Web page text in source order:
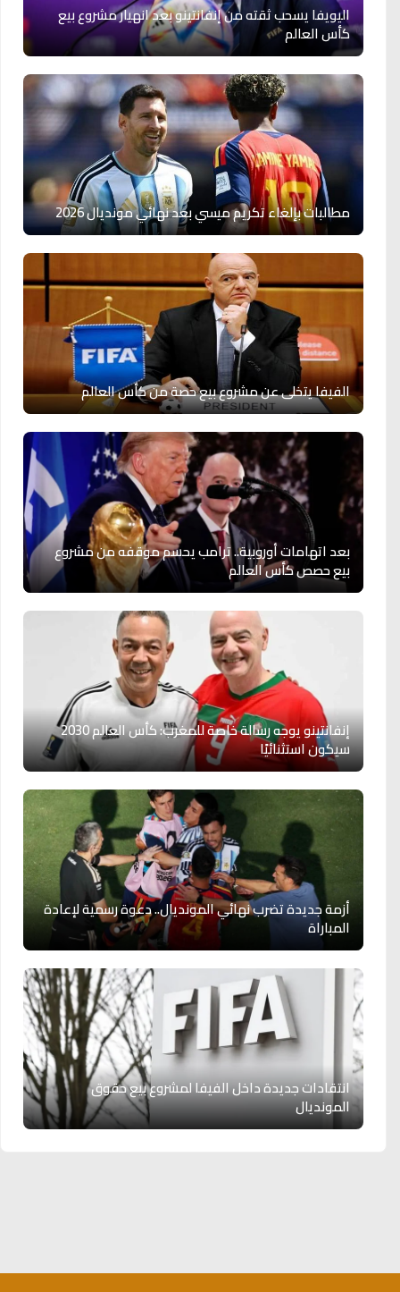
اليويفا يسحب ثقته من إنفانتينو بعد انهيار مشروع بيع
كأس العالم
مطالبات بإلغاء تكريم ميسي بعد نهائي مونديال 2026
الفيفا يتخلى عن مشروع بيع حصة من كأس العالم
بعد اتهامات أوروبية.. ترامب يحسم موقفه من مشروع
بيع حصص كأس العالم
إنفانتينو يوجه رسالة خاصة للمغرب: كأس العالم 2030
سيكون استثنائيًا
أزمة جديدة تضرب نهائي المونديال.. دعوة رسمية لإعادة
المباراة
انتقادات جديدة داخل الفيفا لمشروع بيع حقوق
المونديال